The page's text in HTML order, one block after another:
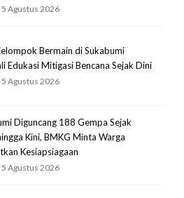
5 Agustus 2026
Bermain di Sukabumi
Edukasi Mitigasi Bencana Sejak Dini
5 Agustus 2026
Diguncang 188 Gempa Sejak
Kini, BMKG Minta Warga
Kesiapsiagaan
5 Agustus 2026